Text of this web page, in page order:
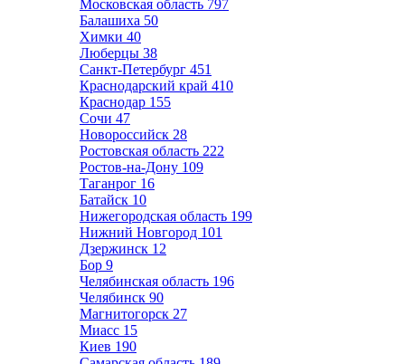
Московская область 797
Балашиха 50
Химки 40
Люберцы 38
Санкт-Петербург 451
Краснодарский край 410
Краснодар 155
Сочи 47
Новороссийск 28
Ростовская область 222
Ростов-на-Дону 109
Таганрог 16
Батайск 10
Нижегородская область 199
Нижний Новгород 101
Дзержинск 12
Бор 9
Челябинская область 196
Челябинск 90
Магнитогорск 27
Миасс 15
Киев 190